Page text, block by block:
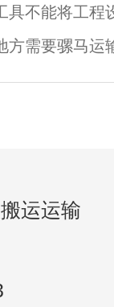
具不能将工程
方需要骡马运
子都非常强壮
运运输